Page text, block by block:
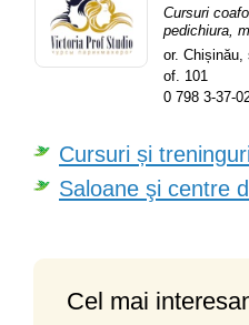
Cursuri
pedichiura,
or. Chișinău,
of. 101
0 798 3-37-
Cursuri și treninguri
Saloane şi centre
Cel mai